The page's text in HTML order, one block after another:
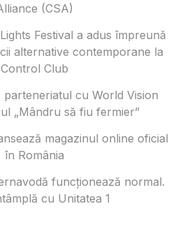
(CSA)
Festival a adus împreună
alternative contemporane la
Control Club
parteneriatul cu World Vision
„Mândru să fiu fermier”
magazinul online oficial
în România
funcționează normal.
cu Unitatea 1